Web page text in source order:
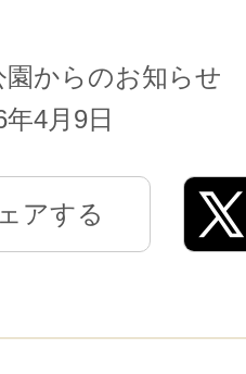
園からのお知らせ
年4月9日
アする